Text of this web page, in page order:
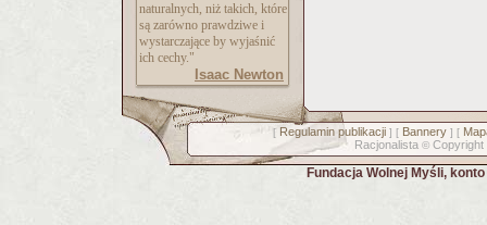
naturalnych, niż takich, które
są zarówno prawdziwe i
wystarczające by wyjaśnić
ich cechy."
Isaac Newton
[ Regulamin publikacji] [ Bannery] [
Racjonalista © Copyright
Fundacja Wolnej Myśli,